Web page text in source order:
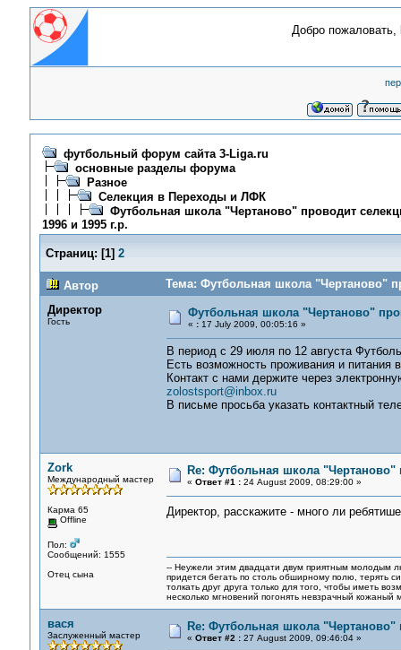
Добро пожаловать,
футбольный форум сайта 3-Liga.ru
основные разделы форума
Разное
Селекция в Переходы и ЛФК
Футбольная школа "Чертаново" проводит
1996 и 1995 г.р.
Страниц: [1] 2
Автор
Тема: Футбольная школа "Чертаново"
Директор
Гость
Футбольная школа "Чертаново"
« :17 July 2009, 00:05:16 »
В период с 29 июля по 12 августа
Есть возможность проживания и питания
Контакт с нами держите через
zolostsport@inbox.ru
В письме просьба указать контактный
Zork
Международный мастер
Карма 65
Offline
Пол:
Сообщений: 1555
Отец сына
Re: Футбольная школа "Чертаново"
« Ответ #1 :24 August 2009, 08:29:00 »
Директор, расскажите - много ли
-- Неужели этим двадцати двум приятным молодым
придется бегать по столь обширному полю, терять
толкать друг друга только для того, чтобы иметь
несколько мгновений погонять невзрачный кожаный
вася
Заслуженный мастер
Re: Футбольная школа "Чертаново"
« Ответ #2 :27 August 2009, 09:46:04 »